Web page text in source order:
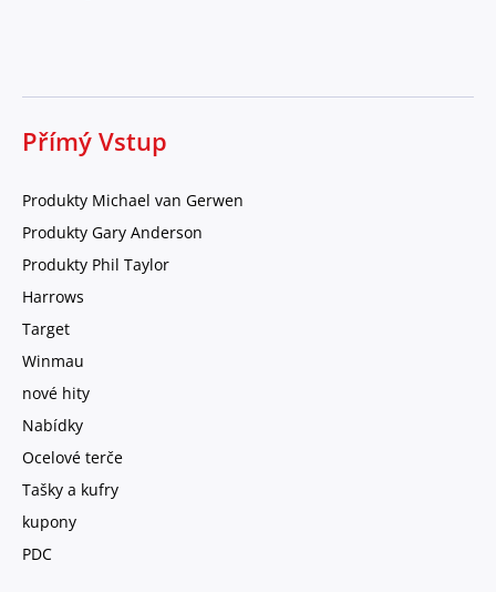
Přímý Vstup
Produkty Michael van Gerwen
Produkty Gary Anderson
Produkty Phil Taylor
Harrows
Target
Winmau
nové hity
Nabídky
Ocelové terče
Tašky a kufry
kupony
PDC